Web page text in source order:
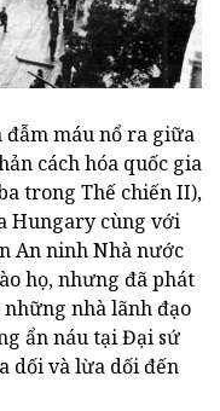
đẫm máu nổ ra giữa
cách hóa quốc gia
trong Thế chiến II),
Hungary cùng với
An ninh Nhà nước
họ, nhưng đã phát
nhà lãnh đạo
ẩn náu tại Đại sứ
dối và lừa dối đến